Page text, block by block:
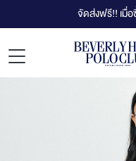
จัดส่งฟรี!! เมื่